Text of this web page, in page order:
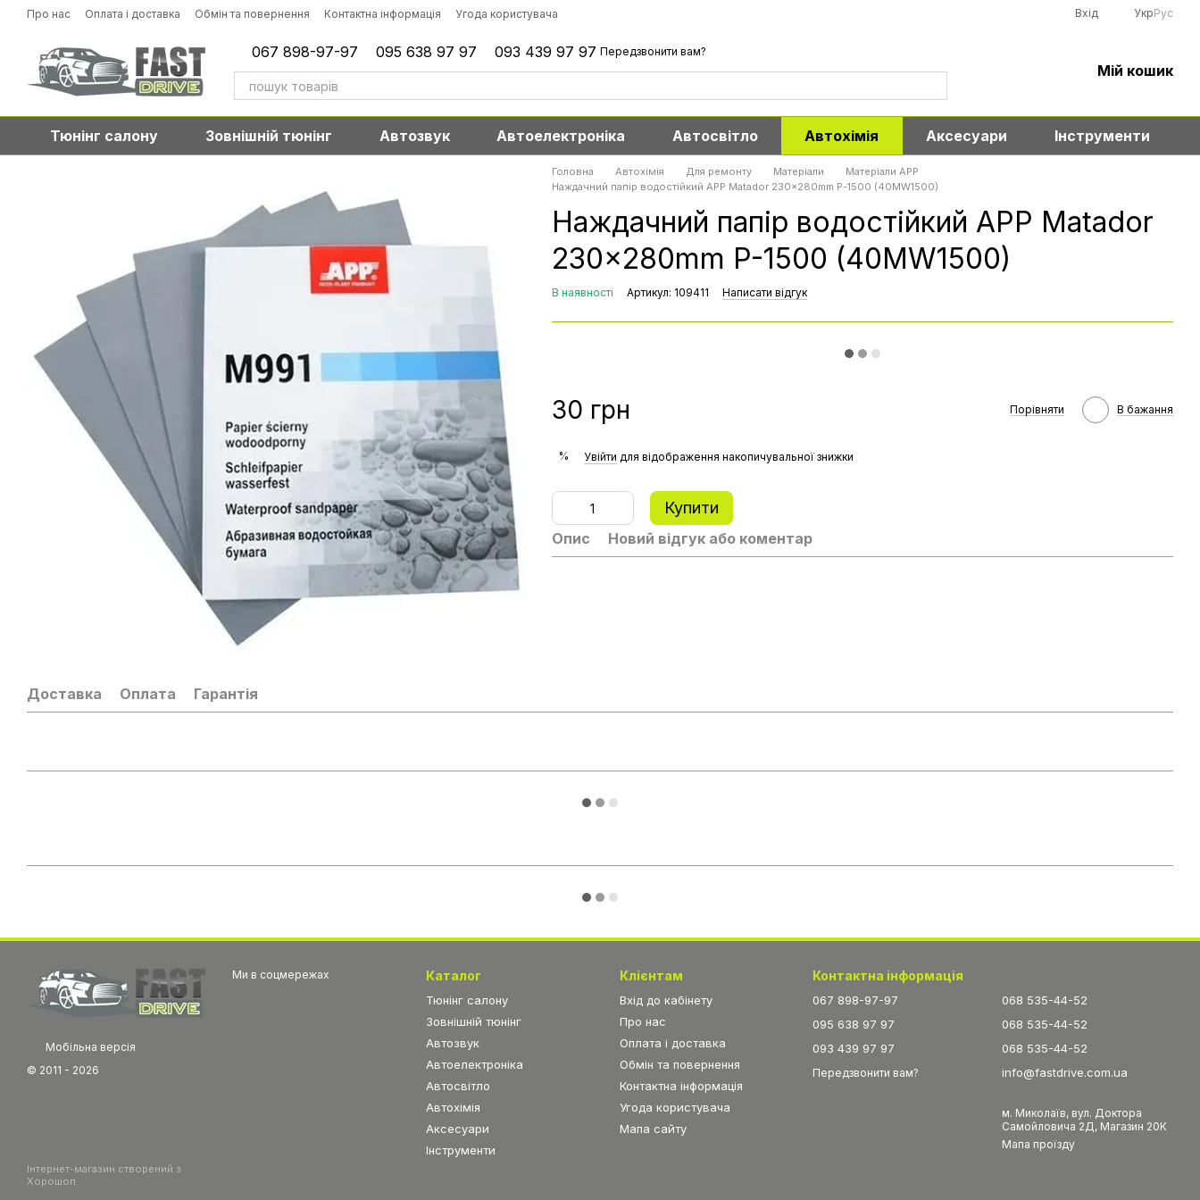
Перейти до основного контенту
Про нас Оплата і доставка Обмін та повернення Контактна інформація Угода користувача Вхід УкрРус
067 898-97-97 095 638 97 97 093 439 97 97 Передзвонити вам?
Мій кошик
Тюнінг салону Зовнішній тюнінг Автозвук Автоелектроніка Автосвітло Автохімія Аксесуари Інструменти
Головна Автохімія Для ремонту Матеріали
Матеріали APP
Наждачний папір водостійкий APP Matador 230x280mm P-1500 (40MW1500)
Наждачний папір водостійкий APP Matador
230x280mm P-1500 (40MW1500)
В наявності Артикул: 109411 Написати відгук
30 грн Порівняти В бажання
% Увійти для відображення накопичувальної знижки
Купити
Опис Новий відгук або коментар
Доставка Оплата Гарантія
Мобільна версія
© 2011 - 2026
Інтернет-магазин створений з
Хорошоп
Ми в соцмережах Каталог
Тюнінг салону
Зовнішній тюнінг
Автозвук
Автоелектроніка
Автосвітло
Автохімія
Аксесуари
Інструменти
Клієнтам
Вхід до кабінету
Про нас
Оплата і доставка
Обмін та повернення
Контактна інформація
Угода користувача
Мапа сайту
Контактна інформація
067 898-97-97
095 638 97 97
093 439 97 97
Передзвонити вам?
068 535-44-52
068 535-44-52
068 535-44-52
info@fastdrive.com.ua
м. Миколаїв, вул. Доктора
Самойловича 2Д, Магазин 20К
Мапа проїзду